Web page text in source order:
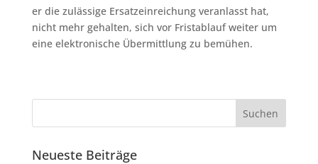
er die zulässige Ersatzeinreichung veranlasst hat,
nicht mehr gehalten, sich vor Fristablauf weiter um
eine elektronische Übermittlung zu bemühen.
Neueste Beiträge